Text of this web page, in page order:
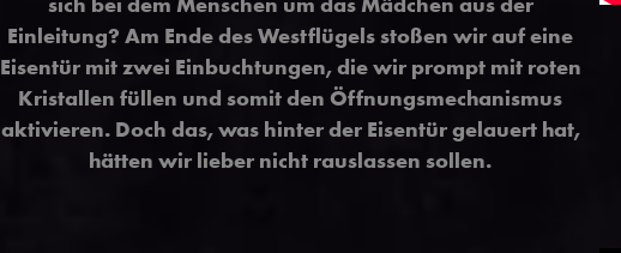
Einleitung? Am Ende des Westflügels stoßen wir auf eine
Eisentür mit zwei Einbuchtungen, die wir prompt mit roten
Kristallen füllen und somit den Öffnungsmechanismus
aktivieren. Doch das, was hinter der Eisentür gelauert hat,
hätten wir lieber nicht rauslassen sollen.